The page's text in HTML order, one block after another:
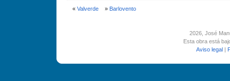
« Valverde» Barlovento
2026, José
Esta obra está
Aviso legal |